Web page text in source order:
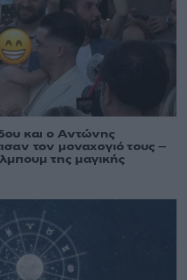
και ο Αντώνης
τον μοναχογιό τους –
της μαγικής